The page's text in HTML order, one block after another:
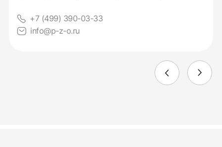
+7 (499) 390-03-33
info@p-z-o.ru